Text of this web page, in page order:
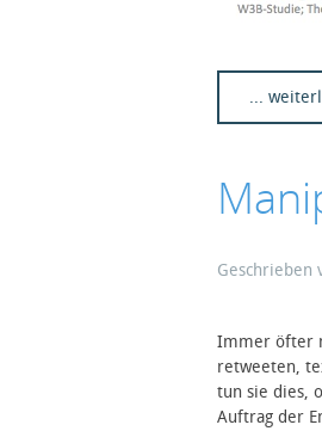
...
Geschrieben
Immer öfter
retweeten,
tun sie dies,
Auftrag der